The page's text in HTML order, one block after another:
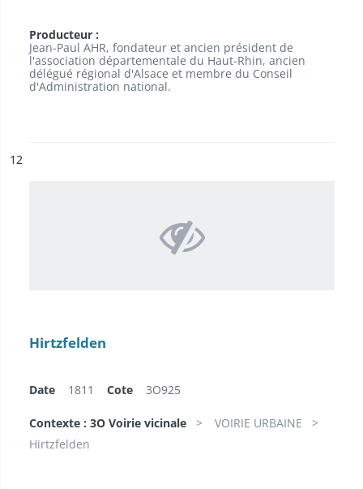
Producteur :
Jean-Paul AHR, fondateur et ancien président de
l'association départementale du Haut-Rhin, ancien
délégué régional d'Alsace et membre du Conseil
d'Administration national.
n°
12
Hirtzfelden
Date 1811 Cote 3O925
Contexte : 3O Voirie vicinale
VOIRIE URBAINE
Hirtzfelden